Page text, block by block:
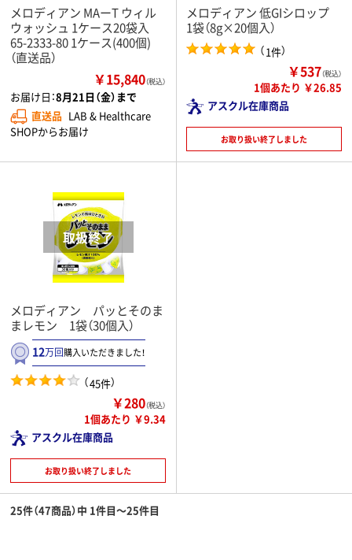
メロディアン MAーT ウィル
ウォッシュ 1ケース20袋入
65-2333-80 1ケース(400個)
（直送品）
￥15,840（税込）
お届け日：8月21日（金）まで
直送品 LAB & Healthcare
SHOPからお届け
メロディアン 低GIシロップ
1袋（8g×20個入）
（1件）
￥537（税込）
1個あたり ￥26.85
アスクル在庫商品
お取り扱い終了しました
メロディアン パッとそのま
まレモン 1袋（30個入）
12万回購入いただきました！
（45件）
￥280（税込）
1個あたり ￥9.34
アスクル在庫商品
お取り扱い終了しました
25件（47商品）中 1件目～25件目